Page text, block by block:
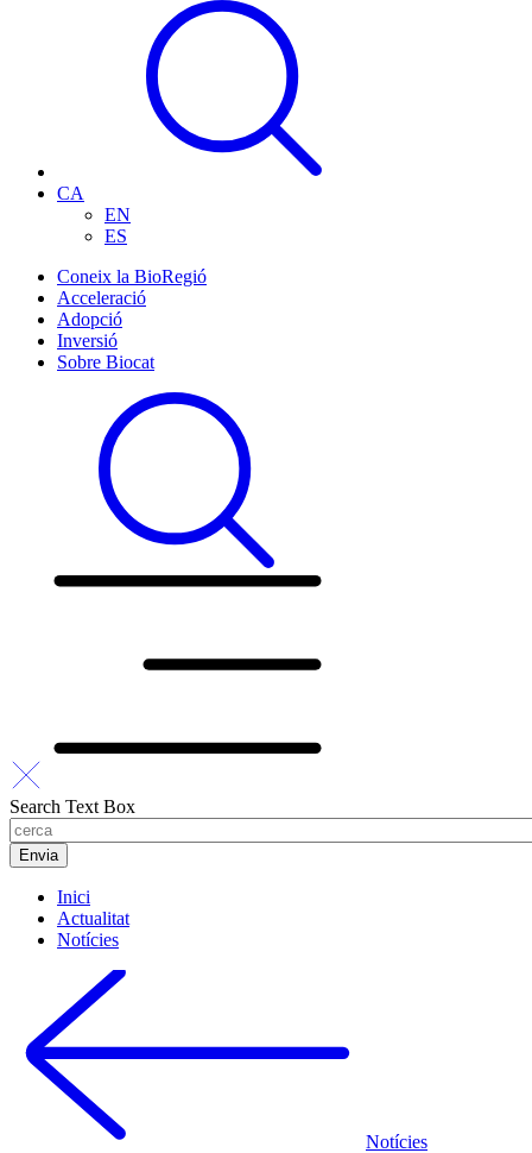
CA
EN
ES
Coneix la BioRegió
Acceleració
Adopció
Inversió
Sobre Biocat
Search Text Box
Inici
Actualitat
Notícies
Notícies